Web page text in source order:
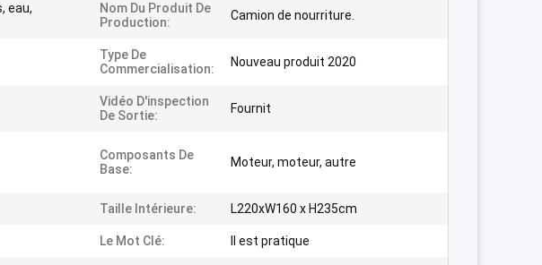
eau,
Nom Du Produit De
Production:
Camion de nourriture.
Type De
Commercialisation:
Nouveau produit 2020
Vidéo D'inspection
De Sortie:
Fournit
Composants De
Base:
Moteur, moteur, autre
Taille Intérieure: L220xW160 x H235cm
Le Mot Clé: Il est pratique